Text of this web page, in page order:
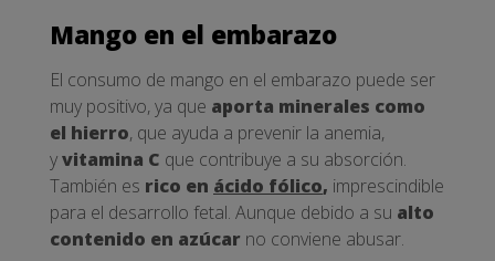
Mango en el embarazo
El consumo de mango en el embarazo puede ser
muy positivo, ya que aporta minerales como
el hierro, que ayuda a prevenir la anemia,
yvitamina C que contribuye a su absorción.
También es rico en ácido fólico, imprescindible
para el desarrollo fetal. Aunque debido a su alto
contenido en azúcar no conviene abusar.